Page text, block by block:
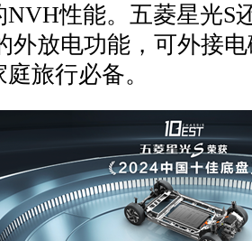
性能。五菱星光S
外放电功能，可外接
旅行必备。